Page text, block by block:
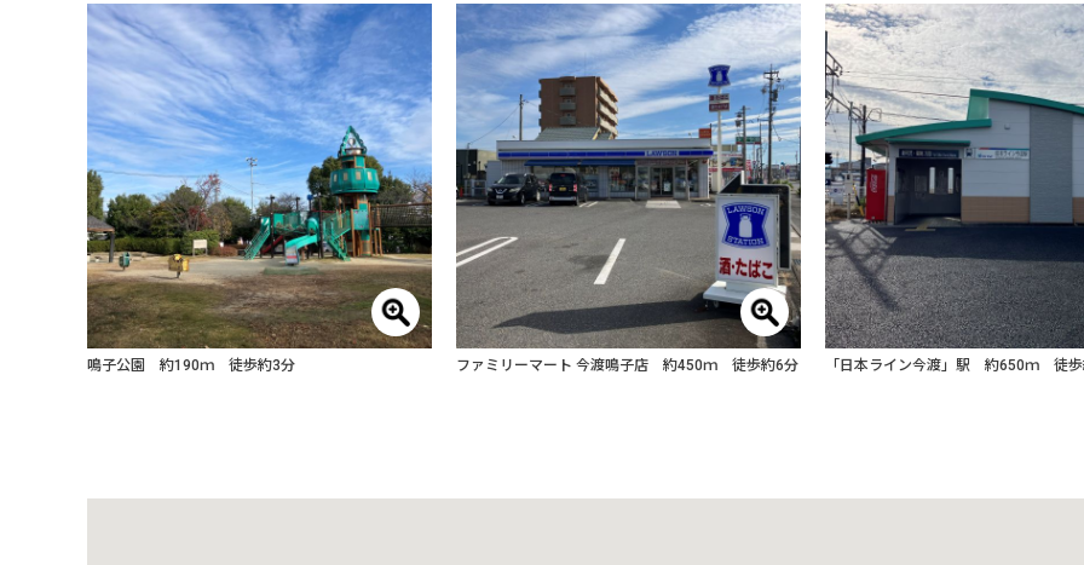
鳴子公園 約190ｍ 徒歩約3分 ファミリーマート 今渡鳴子店 約450ｍ 徒歩約6分 「日本ライン今渡」駅 約650ｍ 徒